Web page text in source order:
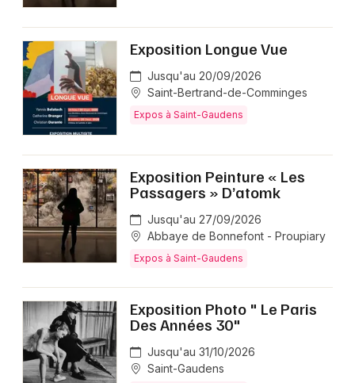
Exposition Longue Vue
Jusqu'au 20/09/2026
Saint-Bertrand-de-Comminges
Expos à Saint-Gaudens
Exposition Peinture « Les
Passagers » D’atomk
Jusqu'au 27/09/2026
Abbaye de Bonnefont - Proupiary
Expos à Saint-Gaudens
Exposition Photo " Le Paris
Des Années 30"
Jusqu'au 31/10/2026
Saint-Gaudens